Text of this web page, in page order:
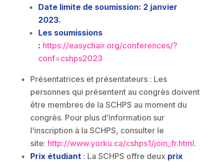
Date limite de soumission: 2 janvier
2023.
Les soumissions
: https://easychair.org/conferences/?
conf=cshps2023
Présentatrices et présentateurs : Les
personnes qui présentent au congrès doivent
être membres de la SCHPS au moment du
congrès. Pour plus d’information sur
l’inscription à la SCHPS, consulter le
site: http://www.yorku.ca/cshps1/join_fr.html.
Prix étudiant : La SCHPS offre deux prix